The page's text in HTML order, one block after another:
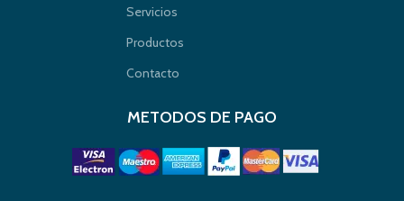
Servicios
Productos
Contacto
METODOS DE PAGO